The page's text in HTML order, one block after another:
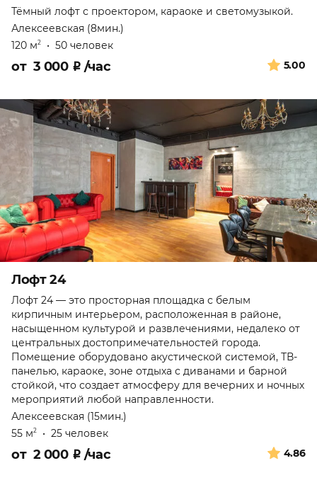
Тёмный лофт с проектором, караоке и светомузыкой.
Алексеевская (8мин.)
120 м2 • 50 человек
5.00
от 3 000 ₽ /час
Лофт 24
Лофт 24 — это просторная площадка с белым
кирпичным интерьером, расположенная в районе,
насыщенном культурой и развлечениями, недалеко от
центральных достопримечательностей города.
Помещение оборудовано акустической системой, ТВ-
панелью, караоке, зоне отдыха с диванами и барной
стойкой, что создает атмосферу для вечерних и ночных
мероприятий любой направленности.
Алексеевская (15мин.)
55 м2 • 25 человек
4.86
от 2 000 ₽ /час